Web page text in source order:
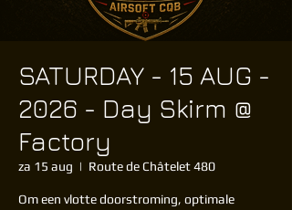
SATURDAY - 15 AUG -
2026 - Day Skirm @
Factory
za 15 aug
  |
Route de Châtelet 480
Om een vlotte doorstroming, optimale